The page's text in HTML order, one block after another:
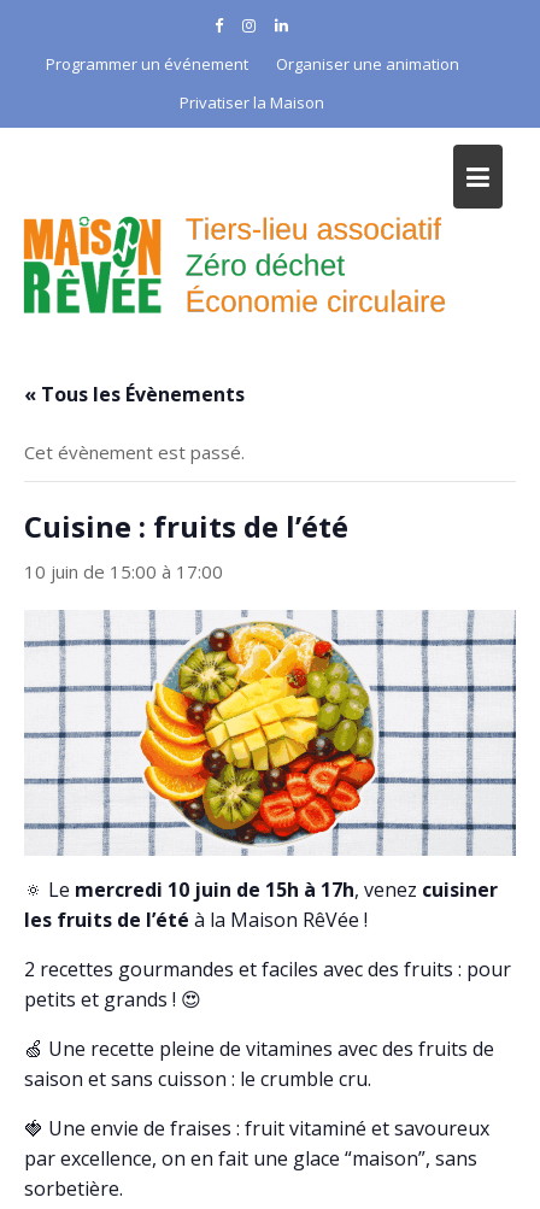
contentProgrammer un événement
Organiser une animation
Privatiser la Maison
« Tous les Évènements
Cet évènement est passé.
Cuisine : fruits de l’été
10 juin de 15:00 à 17:00
🔅 Le mercredi 10 juin de 15h à 17h, venez cuisiner
les fruits de l’été à la Maison RêVée !
2 recettes gourmandes et faciles avec des fruits : pour
petits et grands ! 😍
🍏 Une recette pleine de vitamines avec des fruits de
saison et sans cuisson : le crumble cru.
🍓 Une envie de fraises : fruit vitaminé et savoureux
par excellence, on en fait une glace “maison”, sans
sorbetière.